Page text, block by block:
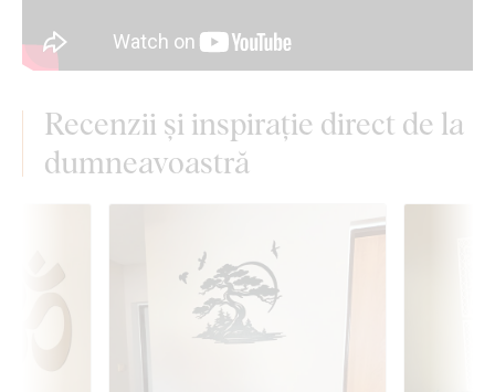
Recenzii și inspirație direct de la
dumneavoastră